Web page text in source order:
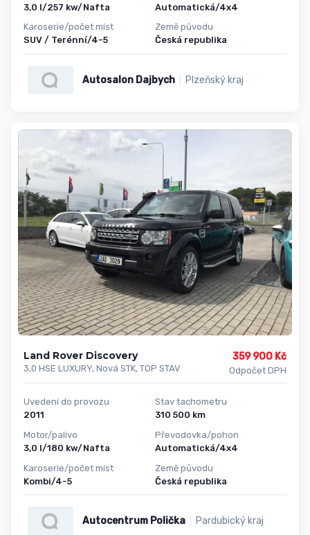
3,0 l/257 kw/Nafta
Karoserie/počet míst
SUV / Terénní/4-5
Automatická/4x4
Země původu
Česká republika
Autosalon Dajbych Plzeňský kraj
Land Rover Discovery
3,0 HSE LUXURY, Nová STK, TOP STAV
359 900 Kč
Odpočet DPH
Uvedení do provozu
2011
Motor/palivo
3,0 l/180 kw/Nafta
Karoserie/počet míst
Kombi/4-5
Stav tachometru
310 500 km
Převodovka/pohon
Automatická/4x4
Země původu
Česká republika
Autocentrum Polička Pardubický kraj